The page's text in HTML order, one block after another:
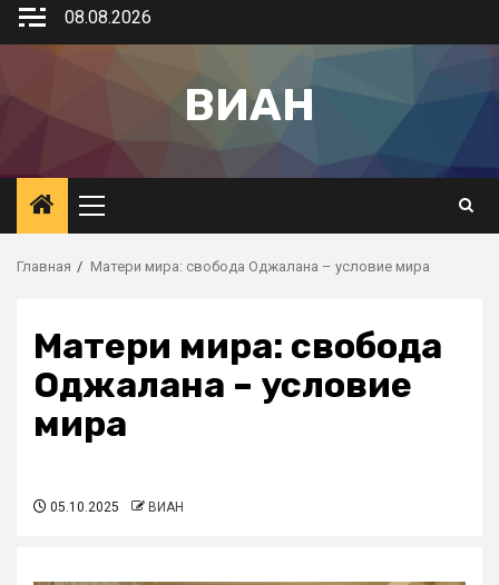
08.08.2026
ВИАН
Главная Матери мира: свобода Оджалана – условие мира
Матери мира: свобода
Оджалана – условие
мира
05.10.2025 ВИАН